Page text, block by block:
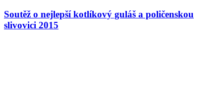
Soutěž o nejlepší kotlíkový guláš a poličenskou
slivovici 2015